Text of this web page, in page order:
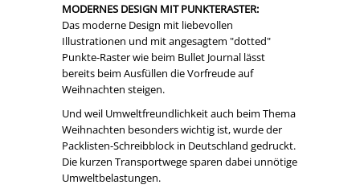
MODERNES DESIGN MIT PUNKTERASTER:
Das moderne Design mit liebevollen
Illustrationen und mit angesagtem "dotted"
Punkte-Raster wie beim Bullet Journal lässt
bereits beim Ausfüllen die Vorfreude auf
Weihnachten steigen.
Und weil Umweltfreundlichkeit auch beim Thema
Weihnachten besonders wichtig ist, wurde der
Packlisten-Schreibblock in Deutschland gedruckt.
Die kurzen Transportwege sparen dabei unnötige
Umweltbelastungen.